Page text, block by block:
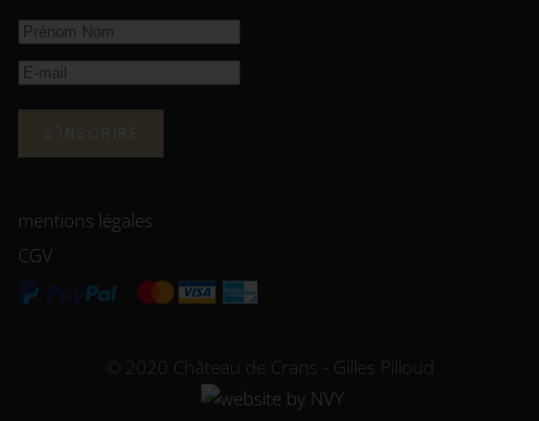
mentions légales
CGV
© 2020 Château de Crans - Gilles Pilloud